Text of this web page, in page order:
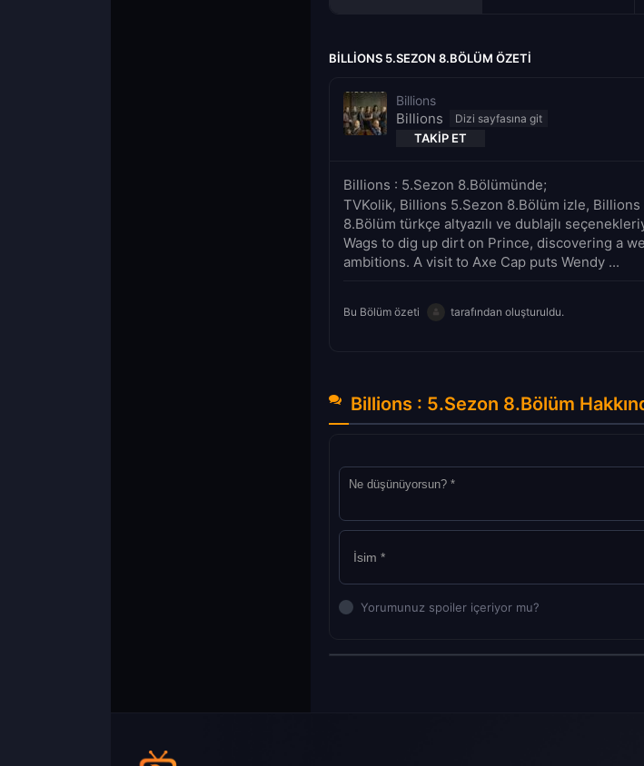
BILLIONS 5.SEZON 8.BÖLÜM ÖZETI
Billions
Billions
TAKIP ET
Billions : 5.Sezon 8.Bölümünde;
TVKolik, Billions 5.Sezon 8.Bölüm izle,
8.Bölüm türkçe altyazılı ve dublajlı
Wags to dig up dirt on Prince, discovering a
ambitions. A visit to Axe Cap puts Wendy ...
Bu Bölüm özeti tarafından oluşturuldu.
Billions : 5.Sezon 8.Bölüm
Yorumunuz spoiler içeriyor mu?